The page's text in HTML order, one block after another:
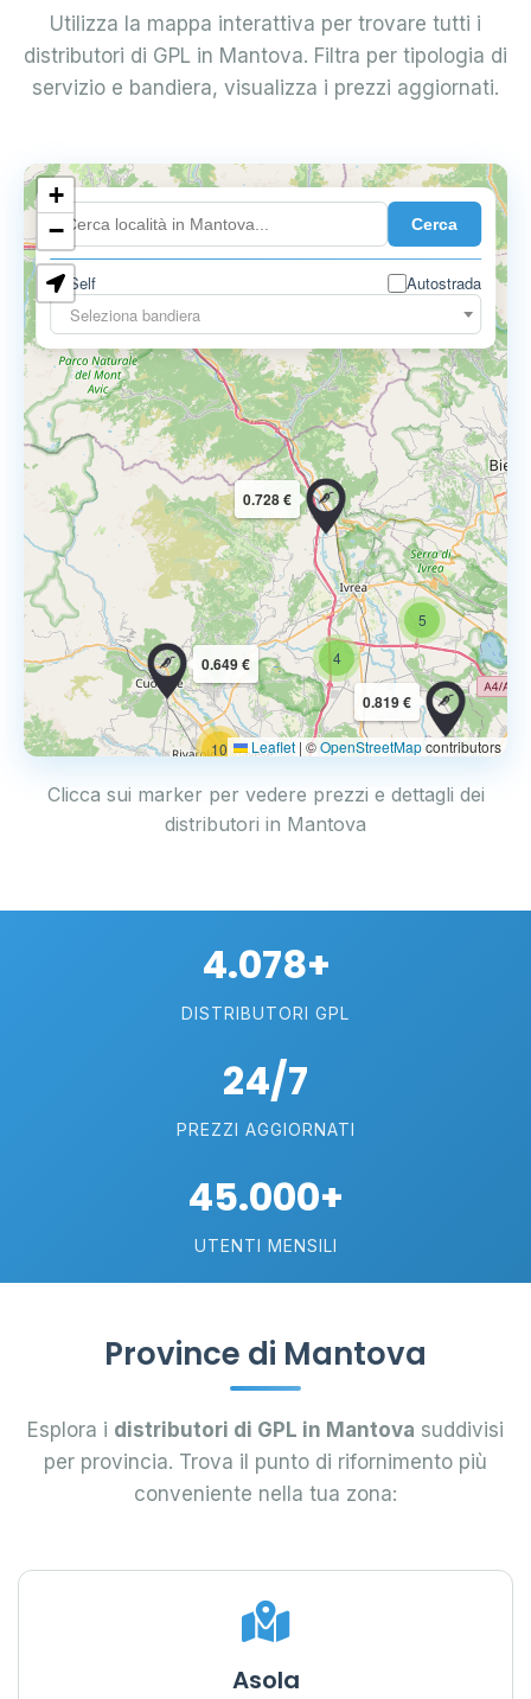
Utilizza la mappa interattiva per trovare tutti i
distributori di GPL in Mantova. Filtra per tipologia di
servizio e bandiera, visualizza i prezzi aggiornati.
Cerca
Self
Autostrada
Seleziona bandiera
10
4
5
0.819 €
0.649 €
0.728 €
0.899 €
+
−
Leaflet | ©OpenStreetMapcontributors
Clicca sui marker per vedere prezzi e dettagli dei
distributori in Mantova
4.078+
DISTRIBUTORI GPL
24/7
PREZZI AGGIORNATI
45.000+
UTENTI MENSILI
Province di Mantova
Esplora i distributori di GPL in Mantova suddivisi
per provincia. Trova il punto di rifornimento più
conveniente nella tua zona:
Asola